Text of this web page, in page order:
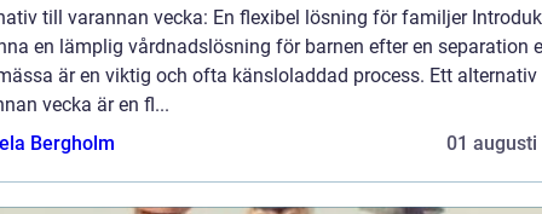
till varannan vecka: En flexibel lösning för familjer
en lämplig vårdnadslösning för barnen efter en separation
är en viktig och ofta känsloladdad process. Ett
vecka är en fl...
Bergholm
01 augusti